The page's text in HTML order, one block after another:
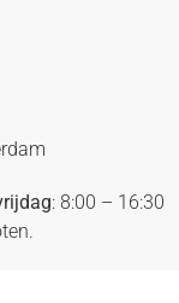
: 8:00 – 16:30